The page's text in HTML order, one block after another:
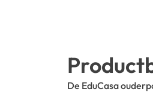
De EduCasa